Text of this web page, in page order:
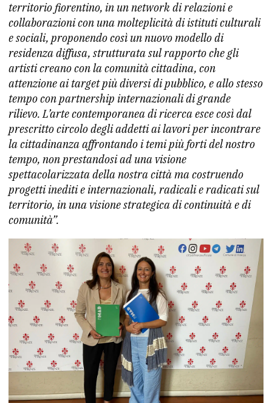
territorio fiorentino, in un network di relazioni e
collaborazioni con una molteplicità di istituti culturali
e sociali, proponendo così un nuovo modello di
residenza diffusa, strutturata sul rapporto che gli
artisti creano con la comunità cittadina, con
attenzione ai target più diversi di pubblico, e allo stesso
tempo con partnership internazionali di grande
rilievo. L’arte contemporanea di ricerca esce così dal
prescritto circolo degli addetti ai lavori per incontrare
la cittadinanza affrontando i temi più forti del nostro
tempo, non prestandosi ad una visione
spettacolarizzata della nostra città ma costruendo
progetti inediti e internazionali, radicali e radicati sul
territorio, in una visione strategica di continuità e di
comunità”.